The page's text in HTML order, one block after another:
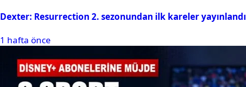
Dexter: Resurrection 2. sezonundan ilk kareler yayınlandı
1 hafta önce